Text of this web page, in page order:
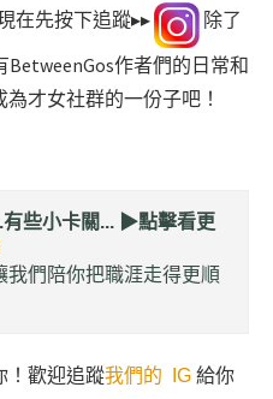
在先按下追蹤▸▸
除了
作者們的日常和
才女社群的一份子吧！
有些小卡關... ▶︎點擊看更
們陪你把職涯走得更順
！歡迎追蹤我們的 IG 給你